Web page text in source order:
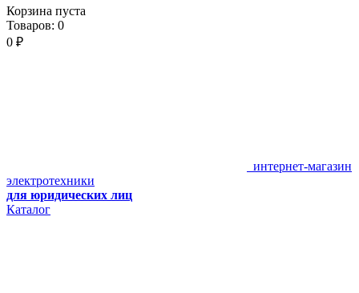
Корзина пуста
Товаров: 0
0 ₽
интернет-магазин
электротехники
для юридических лиц
Каталог